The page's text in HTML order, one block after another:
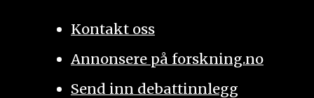
Kontakt oss
Annonsere på forskning.no
Send inn debattinnlegg